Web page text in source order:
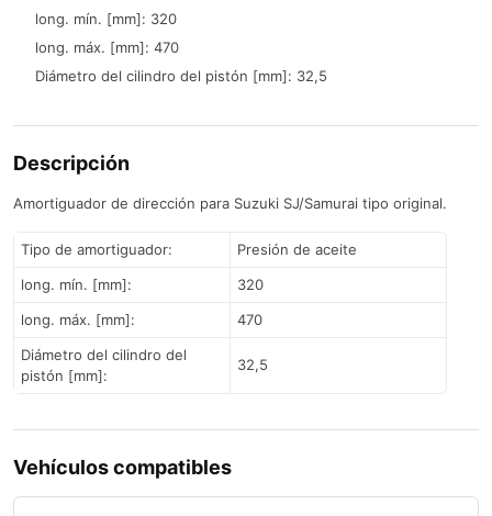
long. mín. [mm]: 320
long. máx. [mm]: 470
Diámetro del cilindro del pistón [mm]: 32,5
Descripción
Amortiguador de dirección para Suzuki SJ/Samurai tipo original.
Tipo de amortiguador:
Presión de aceite
long. mín. [mm]:
320
long. máx. [mm]:
470
Diámetro del cilindro del
pistón [mm]:
32,5
Vehículos compatibles